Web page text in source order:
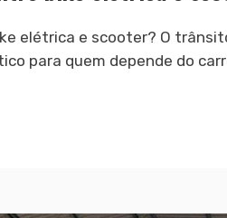
elétrica e scooter? O
para quem depende do